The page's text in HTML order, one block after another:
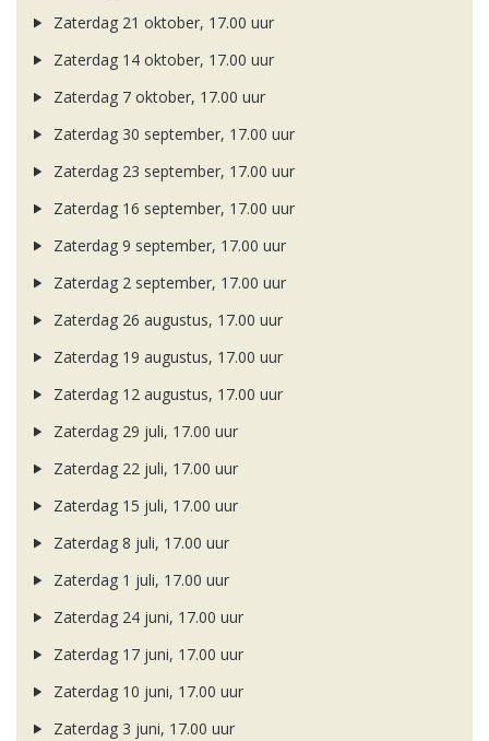
Zaterdag 21 oktober, 17.00 uur
Zaterdag 14 oktober, 17.00 uur
Zaterdag 7 oktober, 17.00 uur
Zaterdag 30 september, 17.00 uur
Zaterdag 23 september, 17.00 uur
Zaterdag 16 september, 17.00 uur
Zaterdag 9 september, 17.00 uur
Zaterdag 2 september, 17.00 uur
Zaterdag 26 augustus, 17.00 uur
Zaterdag 19 augustus, 17.00 uur
Zaterdag 12 augustus, 17.00 uur
Zaterdag 29 juli, 17.00 uur
Zaterdag 22 juli, 17.00 uur
Zaterdag 15 juli, 17.00 uur
Zaterdag 8 juli, 17.00 uur
Zaterdag 1 juli, 17.00 uur
Zaterdag 24 juni, 17.00 uur
Zaterdag 17 juni, 17.00 uur
Zaterdag 10 juni, 17.00 uur
Zaterdag 3 juni, 17.00 uur